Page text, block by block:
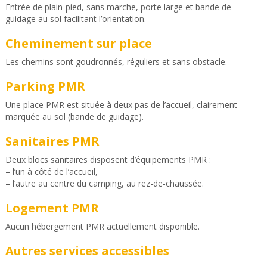
Entrée de plain-pied, sans marche, porte large et bande de
guidage au sol facilitant l’orientation.
Cheminement sur place
Les chemins sont goudronnés, réguliers et sans obstacle.
Parking PMR
Une place PMR est située à deux pas de l’accueil, clairement
marquée au sol (bande de guidage).
Sanitaires PMR
Deux blocs sanitaires disposent d’équipements PMR :
– l’un à côté de l’accueil,
– l’autre au centre du camping, au rez-de-chaussée.
Logement PMR
Aucun hébergement PMR actuellement disponible.
Autres services accessibles